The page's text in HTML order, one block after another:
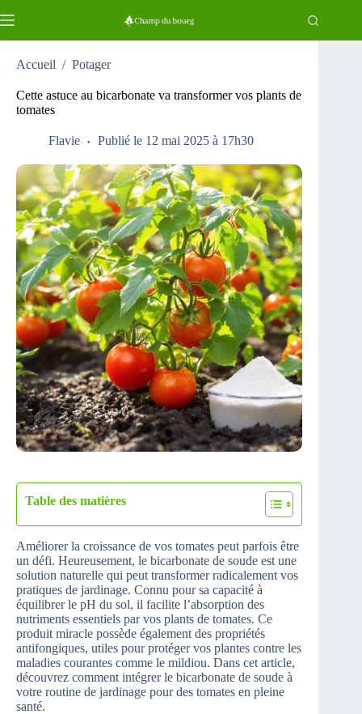
au
Accueil / Potager
Cette astuce au bicarbonate va transformer vos plants de
tomates
Flavie Publié le 12 mai 2025 à 17h30
Table des matières
Améliorer la croissance de vos tomates peut parfois être
un défi. Heureusement, le bicarbonate de soude est une
solution naturelle qui peut transformer radicalement vos
pratiques de jardinage. Connu pour sa capacité à
équilibrer le pH du sol, il facilite l’absorption des
nutriments essentiels par vos plants de tomates. Ce
produit miracle possède également des propriétés
antifongiques, utiles pour protéger vos plantes contre les
maladies courantes comme le mildiou. Dans cet article,
découvrez comment intégrer le bicarbonate de soude à
votre routine de jardinage pour des tomates en pleine
santé.